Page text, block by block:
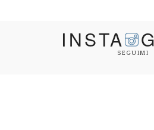
INSTA
SEGUIMI